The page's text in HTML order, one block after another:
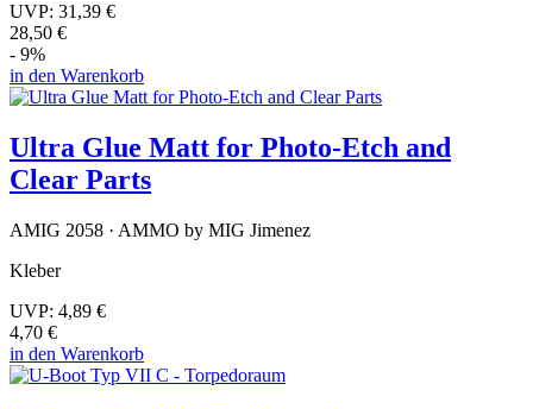
UVP: 31,39 €
28,50 €
- 9%
in den Warenkorb
Ultra Glue Matt for Photo-Etch and
Clear Parts
AMIG 2058 · AMMO by MIG Jimenez
Kleber
UVP: 4,89 €
4,70 €
in den Warenkorb